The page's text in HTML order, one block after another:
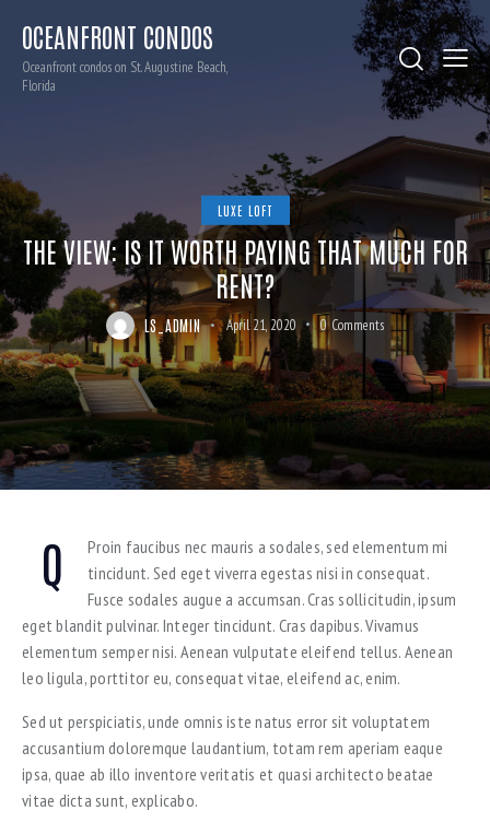
OCEANFRONT CONDOS
Oceanfront condos on St. Augustine Beach,
Florida
LUXE LOFT
THE VIEW: IS IT WORTH PAYING THAT MUCH FOR
RENT?
LS_ADMIN April 21, 2020 0 Comments
Q
Proin faucibus nec mauris a sodales, sed elementum mi
tincidunt. Sed eget viverra egestas nisi in consequat.
Fusce sodales augue a accumsan. Cras sollicitudin, ipsum
eget blandit pulvinar. Integer tincidunt. Cras dapibus. Vivamus
elementum semper nisi. Aenean vulputate eleifend tellus. Aenean
leo ligula, porttitor eu, consequat vitae, eleifend ac, enim.
Sed ut perspiciatis, unde omnis iste natus error sit voluptatem
accusantium doloremque laudantium, totam rem aperiam eaque
ipsa, quae ab illo inventore veritatis et quasi architecto beatae
vitae dicta sunt, explicabo.